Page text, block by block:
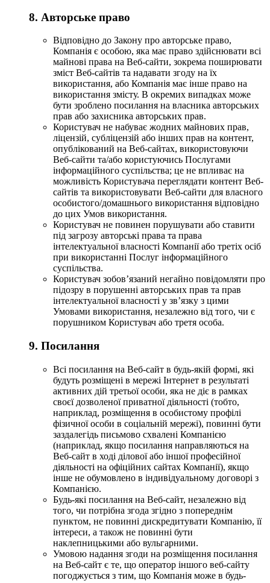
8. Авторське право
Відповідно до Закону про авторське право,
Компанія є особою, яка має право здійснювати всі
майнові права на Веб-сайти, зокрема поширювати
зміст Веб-сайтів та надавати згоду на їх
використання, або Компанія має інше право на
використання змісту. В окремих випадках може
бути зроблено посилання на власника авторських
прав або захисника авторських прав.
Користувач не набуває жодних майнових прав,
ліцензій, субліцензій або інших прав на контент,
опублікований на Веб-сайтах, використовуючи
Веб-сайти та/або користуючись Послугами
інформаційного суспільства; це не впливає на
можливість Користувача переглядати контент Веб-
сайтів та використовувати Веб-сайти для власного
особистого/домашнього використання відповідно
до цих Умов використання.
Користувач не повинен порушувати або ставити
під загрозу авторські права та права
інтелектуальної власності Компанії або третіх осіб
при використанні Послуг інформаційного
суспільства.
Користувач зобов’язаний негайно повідомляти про
підозру в порушенні авторських прав та прав
інтелектуальної власності у зв’язку з цими
Умовами використання, незалежно від того, чи є
порушником Користувач або третя особа.
9. Посилання
Всі посилання на Веб-сайт в будь-якій формі, які
будуть розміщені в мережі Інтернет в результаті
активних дій третьої особи, яка не діє в рамках
своєї дозволеної приватної діяльності (тобто,
наприклад, розміщення в особистому профілі
фізичної особи в соціальній мережі), повинні бути
заздалегідь письмово схвалені Компанією
(наприклад, якщо посилання направляються на
Веб-сайт в ході ділової або іншої професійної
діяльності на офіційних сайтах Компанії), якщо
інше не обумовлено в індивідуальному договорі з
Компанією.
Будь-які посилання на Веб-сайт, незалежно від
того, чи потрібна згода згідно з попереднім
пунктом, не повинні дискредитувати Компанію, її
інтереси, а також не повинні бути
наклепницькими або вульгарними.
Умовою надання згоди на розміщення посилання
на Веб-сайт є те, що оператор іншого веб-сайту
погоджується з тим, що Компанія може в будь-